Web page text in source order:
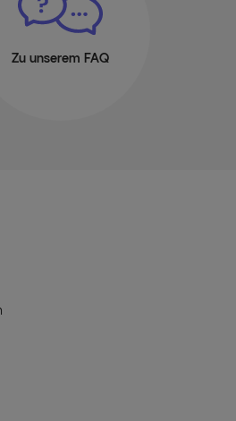
Zu unserem FAQ